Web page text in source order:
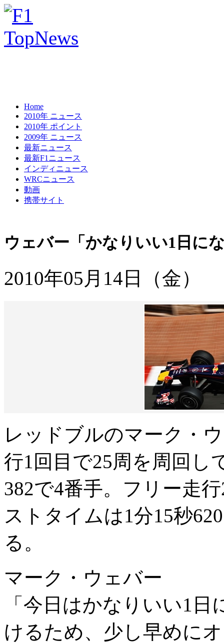
Home
2010年 ニュース
2010年 ポイント
2009年 ニュース
最新ニュース
最新F1ニュース
インディニュース
WRCニュース
動画
携帯サイト
ウェバー「かなりいい1日に
2010年05月14日（金）
レッドブルのマーク・
行1回目で25周を周回し
382で4番手。フリー走
ストタイムは1分15秒
る。
マーク・ウェバー
「今日はかなりいい1
けるため、少し早めに